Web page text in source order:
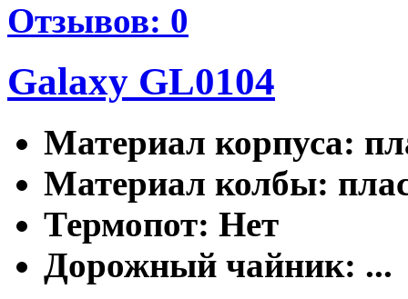
Отзывов: 0
Galaxy GL0104
Материал корпуса:
Материал колбы:
Термопот: Нет
Дорожный чайник: ...